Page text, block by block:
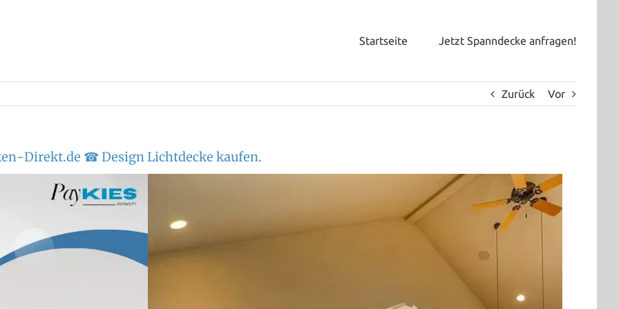
Startseite Jetzt Spanndecke anfragen!
Zurück Vor
Direkt.de ☎ Design Lichtdecke kaufen.